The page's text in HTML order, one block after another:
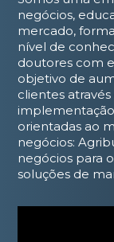
negócios,
mercado,
nível de
doutores com
objetivo de
clientes
orientadas ao
negócios:
negócios para
soluções de